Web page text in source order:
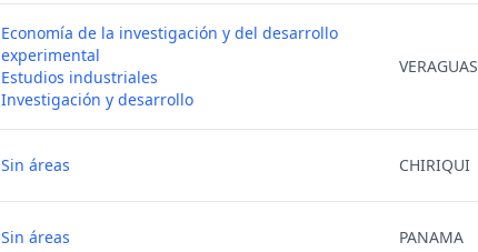
Economía de la investigación y del desarrollo
experimental
Estudios industriales
Investigación y desarrollo
VERAGUAS
Sin áreas CHIRIQUI
Sin áreas PANAMA